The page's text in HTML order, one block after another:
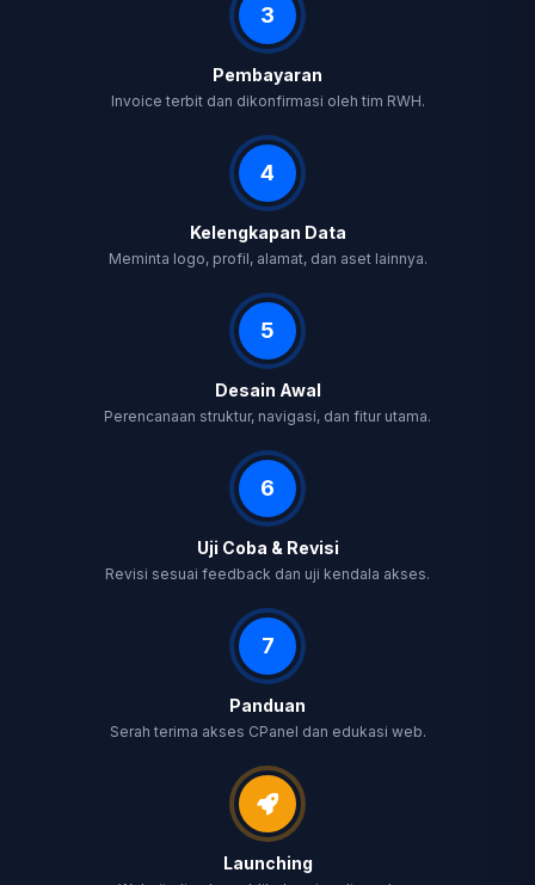
3
Pembayaran
Invoice terbit dan dikonfirmasi oleh tim RWH.
4
Kelengkapan Data
Meminta logo, profil, alamat, dan aset lainnya.
5
Desain Awal
Perencanaan struktur, navigasi, dan fitur utama.
6
Uji Coba & Revisi
Revisi sesuai feedback dan uji kendala akses.
7
Panduan
Serah terima akses CPanel dan edukasi web.
Launching